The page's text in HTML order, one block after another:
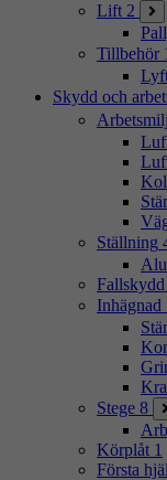
Lift 2
Tillbehör
Skydd och
Ställning
Fallskydd
Inhägnad
Stege 8
Körplåt 1
Första